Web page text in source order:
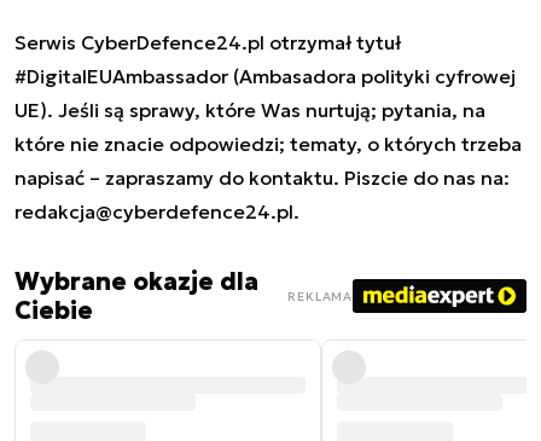
Serwis CyberDefence24.pl otrzymał tytuł
#DigitalEUAmbassador (Ambasadora polityki cyfrowej
UE). Jeśli są sprawy, które Was nurtują; pytania, na
które nie znacie odpowiedzi; tematy, o których trzeba
napisać – zapraszamy do kontaktu. Piszcie do nas na:
redakcja@cyberdefence24.pl.
Wybrane okazje dla
Ciebie
REKLAMA